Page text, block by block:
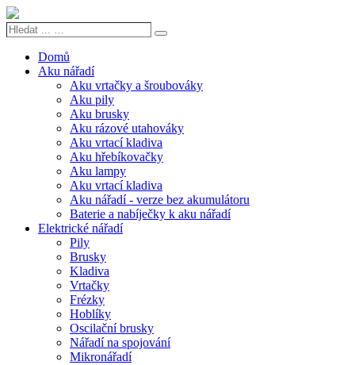
Hledat
Search
Domů
Aku nářadí
Aku vrtačky a šroubováky
Aku pily
Aku brusky
Aku rázové utahováky
Aku vrtací kladiva
Aku hřebíkovačky
Aku lampy
Aku vrtací kladiva
Aku nářadí - verze bez akumulátoru
Baterie a nabíječky k aku nářadí
Elektrické nářadí
Pily
Brusky
Kladiva
Vrtačky
Frézky
Hoblíky
Oscilační brusky
Nářadí na spojování
Mikronářadí